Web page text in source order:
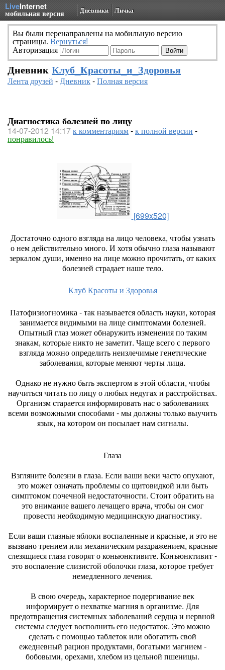
LiveInternet
мобильная версия Дневники Личка
Вы были перенаправлены на мобильную версию
страницы. Вернуться!
Авторизация
Дневник Клуб_Красоты_и_Здоровья
Лента друзей -Дневник-Полная версия
Диагностика болезней по лицу
14-07-2012 14:17к комментариям-к полной версии -
понравилось!
[699x520]
Достаточно одного взгляда на лицо человека, чтобы узнать
о нем действительно много. И хотя обычно глаза называют
зеркалом души, именно на лице можно прочитать, от каких
болезней страдает наше тело.
Клуб Красоты и Здоровья
Патофизиогномика - так называется область науки, которая
занимается видимыми на лице симптомами болезней.
Опытный глаз может обнаружить изменения по таким
знакам, которые никто не заметит. Чаще всего с первого
взгляда можно определить неизлечимые генетические
заболевания, которые меняют черты лица.
Однако не нужно быть экспертом в этой области, чтобы
научиться читать по лицу о любых недугах и расстройствах.
Организм старается информировать нас о заболеваниях
всеми возможными способами - мы должны только выучить
язык, на котором он посылает нам сигналы.
Глаза
Взгляните болезни в глаза. Если ваши веки часто опухают,
это может означать проблемы со щитовидкой или быть
симптомом почечной недостаточности. Стоит обратить на
это внимание вашего лечащего врача, чтобы он смог
провести необходимую медицинскую диагностику.
Если ваши глазные яблоки воспаленные и красные, и это не
вызвано трением или механическим раздражением, красные
слезящиеся глаза говорят о коньюнктивите. Конъюнктивит -
это воспаление слизистой оболочки глаза, которое требует
немедленного лечения.
В свою очередь, характерное подергивание век
информирует о нехватке магния в организме. Для
предотвращения системных заболеваний сердца и нервной
системы следует восполнить его недостаток. Это можно
сделать с помощью таблеток или обогатить свой
ежедневный рацион продуктами, богатыми магнием -
бобовыми, орехами, хлебом из цельной пшеницы.